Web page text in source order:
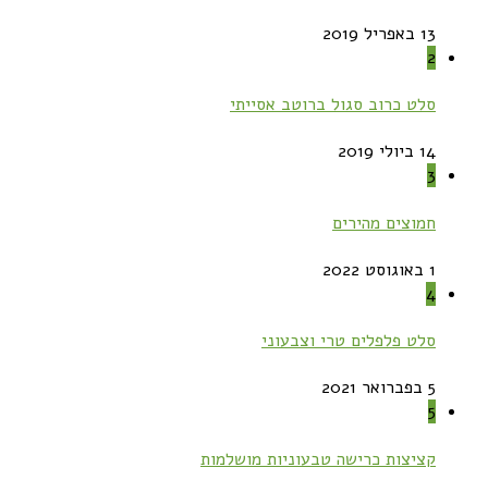
13 באפריל 2019
2
סלט כרוב סגול ברוטב אסייתי
14 ביולי 2019
3
חמוצים מהירים
1 באוגוסט 2022
4
סלט פלפלים טרי וצבעוני
5 בפברואר 2021
5
קציצות כרישה טבעוניות מושלמות